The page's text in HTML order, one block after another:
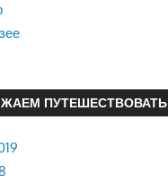
ПУТЕШЕСТВОВАТЬ